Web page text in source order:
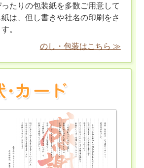
たりの包装紙を多数ご用意して
は、但し書きや社名の印刷をさ
。
のし・包装はこちら ≫